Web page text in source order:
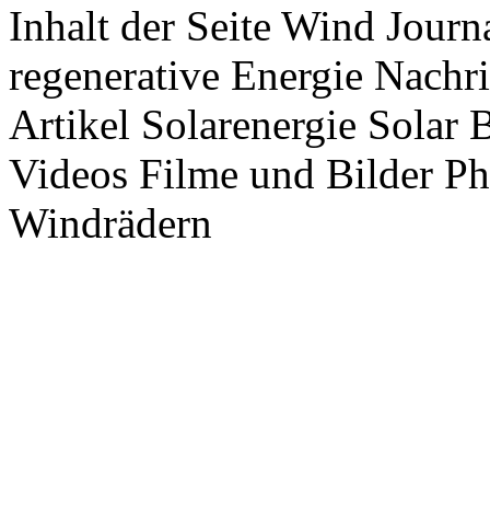
Inhalt der Seite Wind
regenerative Energie
Artikel Solarenergie Solar
Videos Filme und Bilder
Windrädern